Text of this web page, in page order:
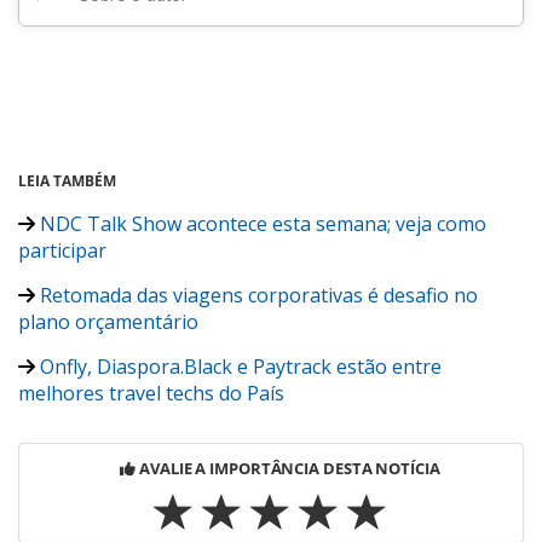
LEIA TAMBÉM
NDC Talk Show acontece esta semana; veja como
participar
Retomada das viagens corporativas é desafio no
plano orçamentário
Onfly, Diaspora.Black e Paytrack estão entre
melhores travel techs do País
AVALIE A IMPORTÂNCIA DESTA NOTÍCIA